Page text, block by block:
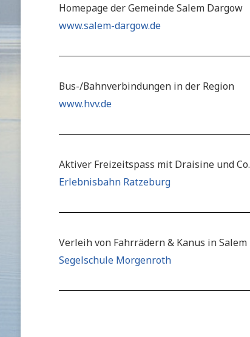
Homepage der Gemeinde Salem Dargow
www.salem-dargow.de
Bus-/Bahnverbindungen in der Region
www.hvv.de
Aktiver Freizeitspass mit Draisine und Co.
Erlebnisbahn Ratzeburg
Verleih von Fahrrädern & Kanus in Salem
Segelschule Morgenroth